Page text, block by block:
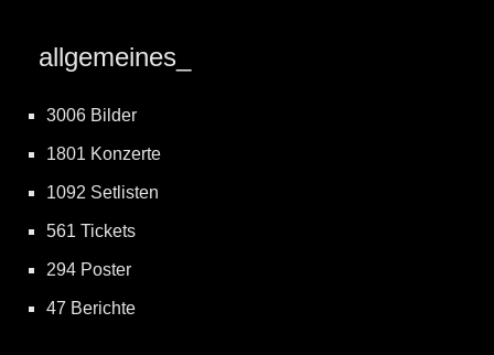
allgemeines_
3006 Bilder
1801 Konzerte
1092 Setlisten
561 Tickets
294 Poster
47 Berichte